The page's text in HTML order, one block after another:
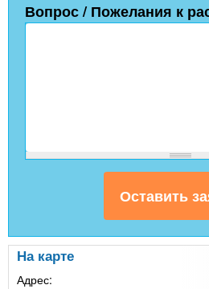
Вопрос / Пожелания к
На карте
Адрес: